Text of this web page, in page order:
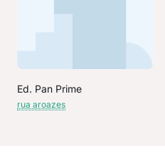
Ed. Pan Prime
rua aroazes